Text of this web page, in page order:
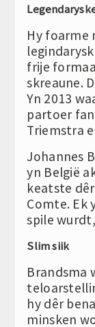
Hy foarme
frije
skreaune.
Yn 2013
partoer
Triemstra
Johannes
yn België
keatste
Comte. Ek
spile
Slim siik
Brandsma
hy dêr
minsken